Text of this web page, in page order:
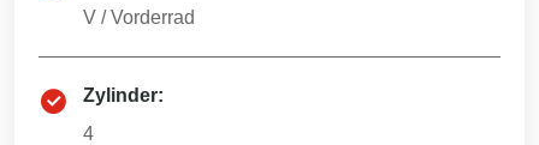
V /Vorderrad
Zylinder:
4